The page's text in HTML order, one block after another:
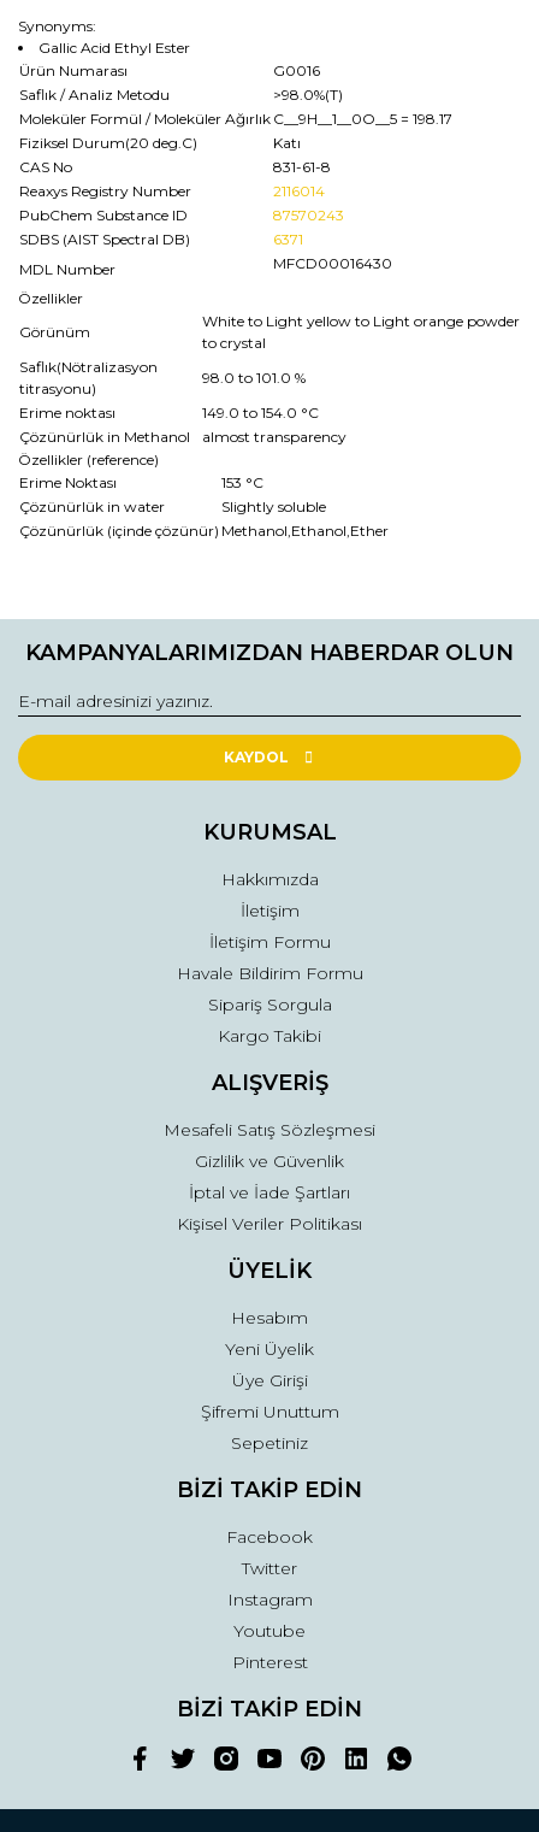
Synonyms:
Gallic Acid Ethyl Ester
Ürün Numarası
G0016
Saflık / Analiz Metodu
>98.0%(T)
Moleküler Formül / Moleküler Ağırlık C__9H__1__0O__5 = 198.17
Fiziksel Durum(20 deg.C)
Katı
CAS No
831-61-8
Reaxys Registry Number
2116014
PubChem Substance ID
87570243
SDBS (AIST Spectral DB)
6371
MDL Number
MFCD00016430
Özellikler
Görünüm
White to Light yellow to Light orange powder
to crystal
Saflık(Nötralizasyon
titrasyonu)
98.0 to 101.0 %
Erime noktası
149.0 to 154.0 °C
Çözünürlük in Methanol
almost transparency
Özellikler (reference)
Erime Noktası
153 °C
Çözünürlük in water
Slightly soluble
Çözünürlük (içinde çözünür) Methanol,Ethanol,Ether
konularda yetersiz gördüğünüz noktaları öneri formunu
Görüş ve önerileriniz için teşekkür ederiz.
Ürün resmi kalitesiz, bozuk veya görüntülenemiyor.
Ürün açıklamasında eksik bilgiler bulunuyor.
Ürün fiyatı diğer sitelerden daha pahalı.
Gönder
KAMPANYALARIMIZDAN HABERDAR OLUN
KAYDOL
KURUMSAL
Hakkımızda
İletişim
İletişim Formu
Havale Bildirim Formu
Sipariş Sorgula
Kargo Takibi
ALIŞVERİŞ
Mesafeli Satış Sözleşmesi
Gizlilik ve Güvenlik
İptal ve İade Şartları
Kişisel Veriler Politikası
ÜYELİK
Hesabım
Yeni Üyelik
Üye Girişi
Şifremi Unuttum
Sepetiniz
BİZİ TAKİP EDİN
Facebook
Twitter
Instagram
Youtube
Pinterest
BİZİ TAKİP EDİN